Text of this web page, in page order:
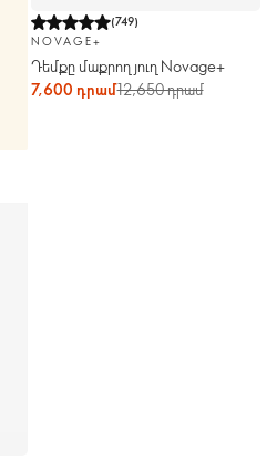
(749)
NOVAGE+
Դեմքը մաքրող յուղ Novage+
7,600 դրամ12,650 դրամ